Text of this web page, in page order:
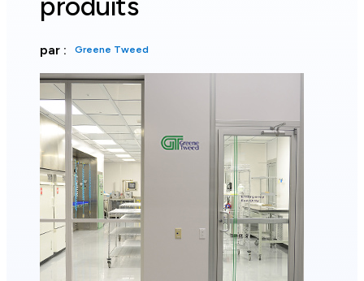
par : Greene Tweed